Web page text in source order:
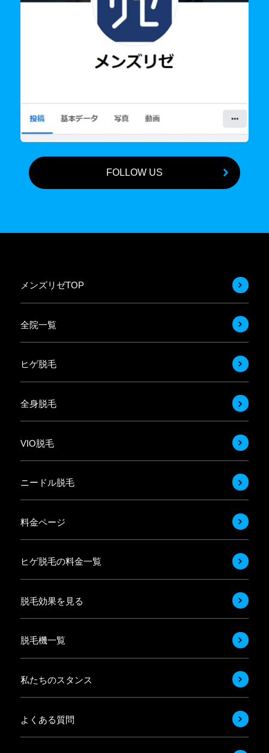
FOLLOW US
メンズリゼTOP
全院一覧
ヒゲ脱毛
全身脱毛
VIO脱毛
ニードル脱毛
料金ページ
ヒゲ脱毛の料金一覧
脱毛効果を見る
脱毛機一覧
私たちのスタンス
よくある質問